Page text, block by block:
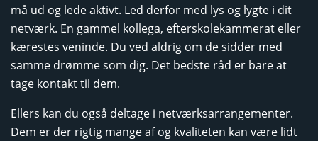
må ud og lede aktivt. Led derfor med lys og lygte i dit
netværk. En gammel kollega, efterskolekammerat eller
kærestes veninde. Du ved aldrig om de sidder med
samme drømme som dig. Det bedste råd er bare at
tage kontakt til dem.
Ellers kan du også deltage i netværksarrangementer.
Dem er der rigtig mange af og kvaliteten kan være lidt